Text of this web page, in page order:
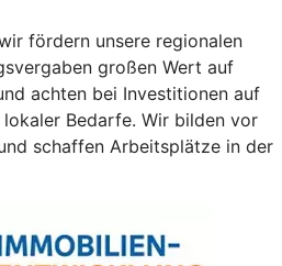
fördern unsere regionalen
großen Wert auf
achten bei Investitionen auf
Bedarfe. Wir bilden vor
schaffen Arbeitsplätze in der